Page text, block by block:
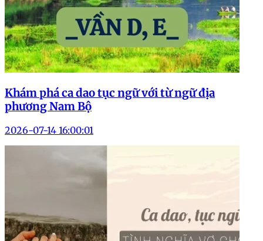
Khám phá ca dao tục ngữ với từ ngữ địa
phương Nam Bộ
2026-07-14 16:00:01